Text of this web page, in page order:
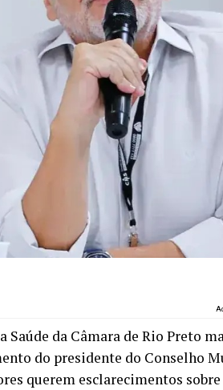
Saúde da Câmara de Rio Preto
do presidente do Conselho
querem esclarecimentos